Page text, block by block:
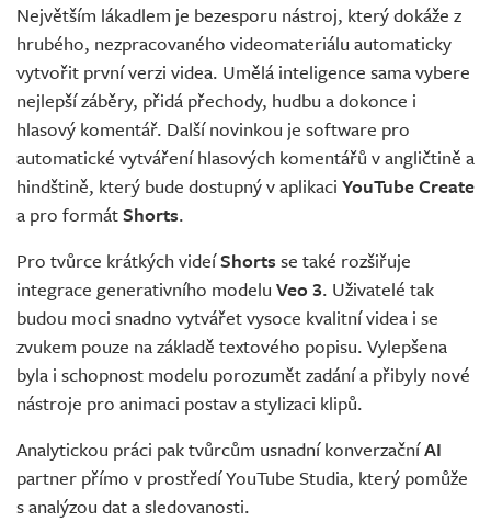
Největším lákadlem je bezesporu nástroj, který dokáže z
hrubého, nezpracovaného videomateriálu automaticky
vytvořit první verzi videa. Umělá inteligence sama vybere
nejlepší záběry, přidá přechody, hudbu a dokonce i
hlasový komentář. Další novinkou je software pro
automatické vytváření hlasových komentářů v angličtině a
hindštině, který bude dostupný v aplikaci YouTube Create
a pro formátShorts.
Pro tvůrce krátkých videíShorts se také rozšiřuje
integrace generativního modelu Veo 3. Uživatelé tak
budou moci snadno vytvářet vysoce kvalitní videa i se
zvukem pouze na základě textového popisu. Vylepšena
byla i schopnost modelu porozumět zadání a přibyly nové
nástroje pro animaci postav a stylizaci klipů.
Analytickou práci pak tvůrcům usnadní konverzačníAI
partner přímo v prostředí YouTube Studia, který pomůže
s analýzou dat a sledovanosti.